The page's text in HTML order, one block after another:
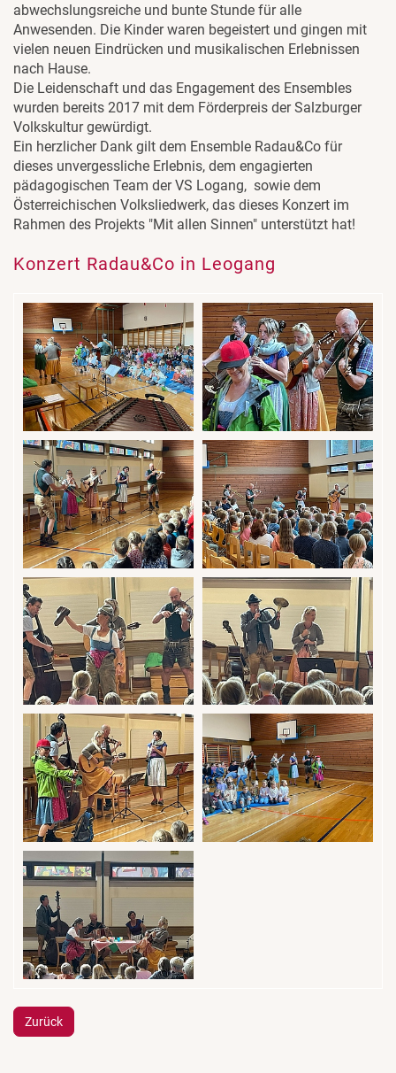
abwechslungsreiche und bunte Stunde für alle
Anwesenden. Die Kinder waren begeistert und gingen mit
vielen neuen Eindrücken und musikalischen Erlebnissen
nach Hause.
Die Leidenschaft und das Engagement des Ensembles
wurden bereits 2017 mit dem Förderpreis der Salzburger
Volkskultur gewürdigt.
Ein herzlicher Dank gilt dem Ensemble Radau&Co für
dieses unvergessliche Erlebnis, dem engagierten
pädagogischen Team der VS Logang, sowie dem
Österreichischen Volksliedwerk, das dieses Konzert im
Rahmen des Projekts "Mit allen Sinnen" unterstützt hat!
Konzert Radau&Co in Leogang
Zurück